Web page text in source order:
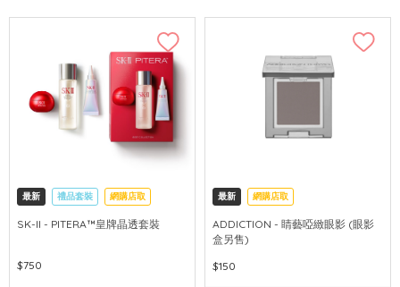
最新 禮品套裝 網購店取
可中國內地配送
SK-II - PITERA™皇牌晶透套裝
$750
最新 網購店取
ADDICTION - 睛藝啞緻眼影 (眼影
盒另售)
$150